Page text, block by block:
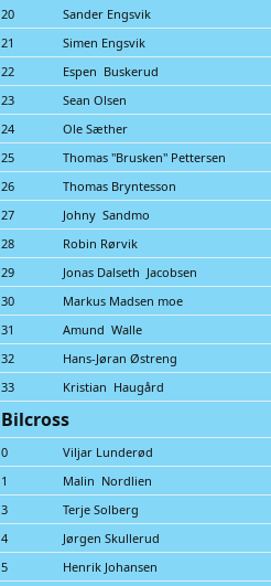
20
Sander Engsvik
21
Simen Engsvik
22
Espen Buskerud
23
Sean Olsen
24
Ole Sæther
25
Thomas "Brusken" Pettersen
26
Thomas Bryntesson
27
Johny Sandmo
28
Robin Rørvik
29
Jonas Dalseth Jacobsen
30
Markus Madsen moe
31
Amund Walle
32
Hans-Jøran Østreng
33
Kristian Haugård
Bilcross
0
Viljar Lunderød
1
Malin Nordlien
3
Terje Solberg
4
Jørgen Skullerud
5
Henrik Johansen